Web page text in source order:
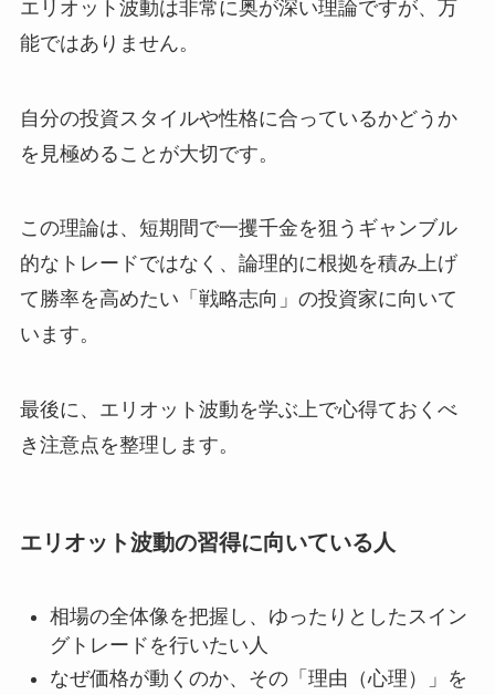
エリオット波動は非常に奥が深い理論ですが、万
能ではありません。
自分の投資スタイルや性格に合っているかどうか
を見極めることが大切です。
この理論は、短期間で一攫千金を狙うギャンブル
的なトレードではなく、論理的に根拠を積み上げ
て勝率を高めたい「戦略志向」の投資家に向いて
います。
最後に、エリオット波動を学ぶ上で心得ておくべ
き注意点を整理します。
エリオット波動の習得に向いている人
相場の全体像を把握し、ゆったりとしたスイン
グトレードを行いたい人
なぜ価格が動くのか、その「理由（心理）」を